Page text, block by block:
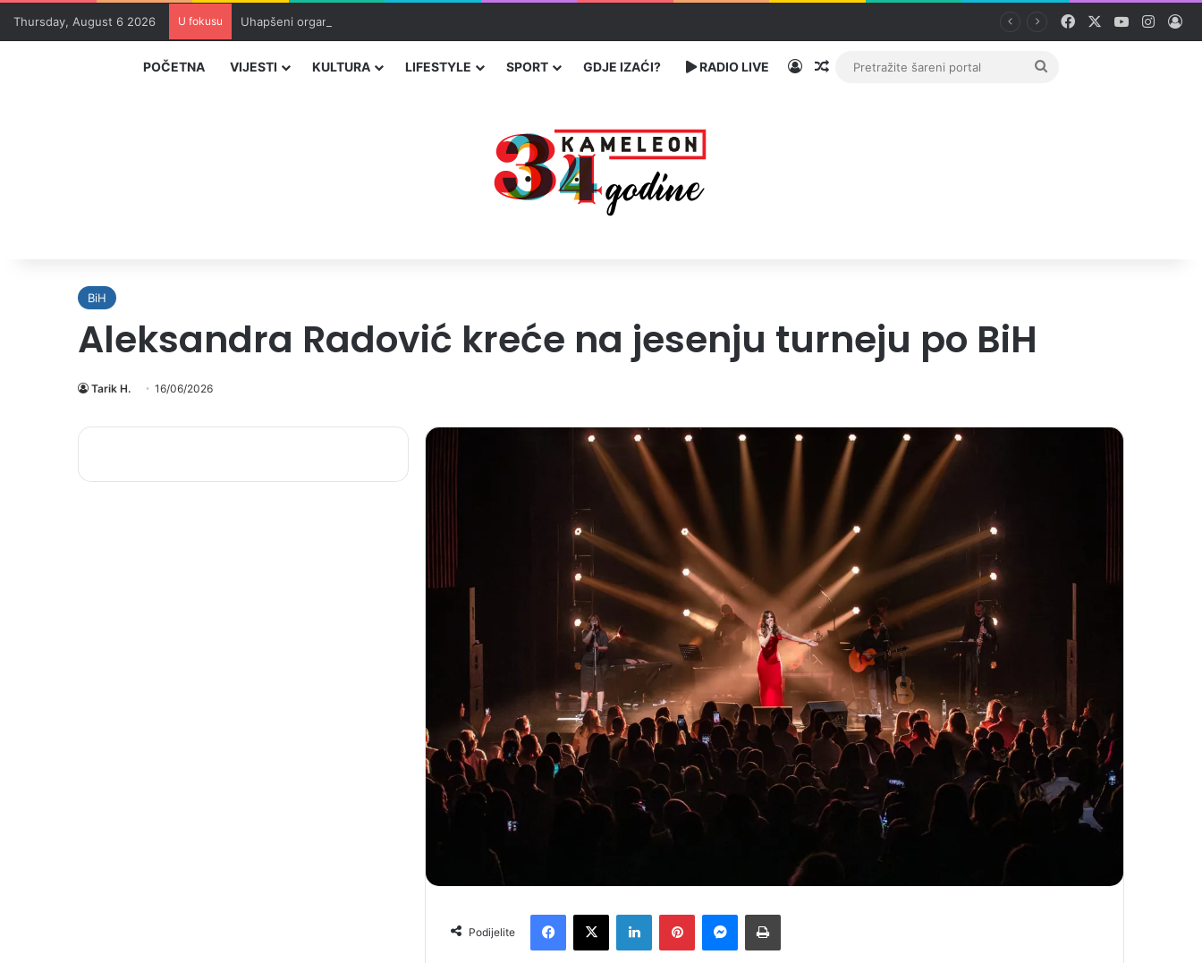
Thursday, August 6 2026 U fokusu Uhapšeni organizatori krijumčarenja migranata preko BiH i Balkana Facebook YouTube
POČETNA VIJESTI KULTURA LIFESTYLE SPORT GDJE IZAĆI? RADIO LIVE PrijavaRandom članak
Pretražite
BiH
Aleksandra Radović kreće na jesenju turneju po BiH
Tarik H. 16/06/2026
Podijelite